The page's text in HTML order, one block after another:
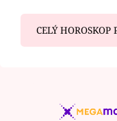
CELÝ HOROSKOP